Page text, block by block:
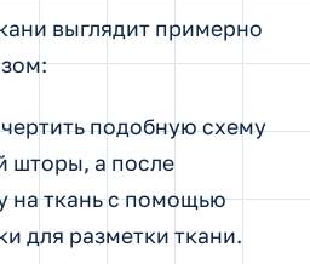
выглядит примерно
подобную схему
шторы, а после
на ткань с помощью
для разметки ткани.